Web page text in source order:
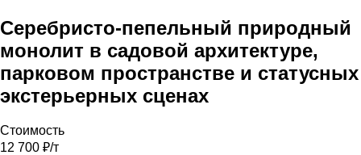
Серебристо-пепельный природный
монолит в садовой архитектуре,
парковом пространстве и статусных
экстерьерных сценах
Стоимость
12 700 ₽/т